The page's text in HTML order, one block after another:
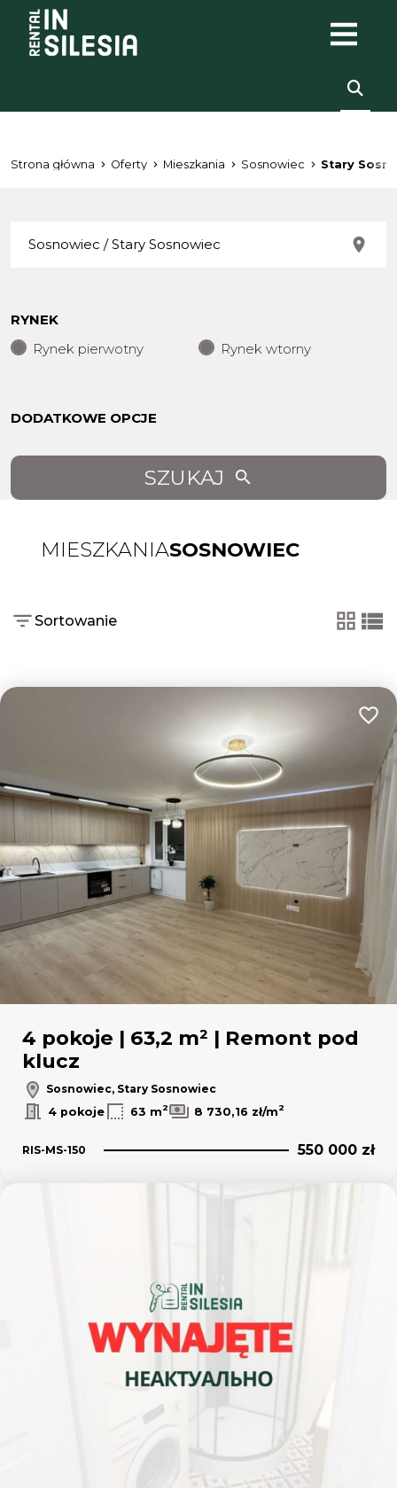
Strona główna Oferty Mieszkania Sosnowiec Stary
RYNEK
Rynek pierwotny
Rynek wtorny
DODATKOWE OPCJE
SZUKAJ
MIESZKANIASOSNOWIEC
Sortowanie
tabela
4 pokoje | 63,2 m² | Remont pod
klucz
Sosnowiec, Stary Sosnowiec
4 pokoje
63 m2 8 730,16 zł/m2
RIS-MS-150 550 000 zł